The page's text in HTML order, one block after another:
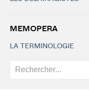
MEMOPERA
LA TERMINOLOGIE